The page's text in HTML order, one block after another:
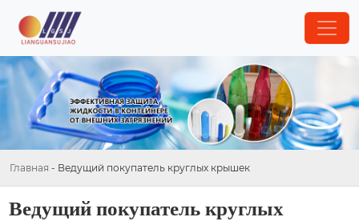
Главная - Ведущий покупатель круглых крышек
Ведущий покупатель круглых